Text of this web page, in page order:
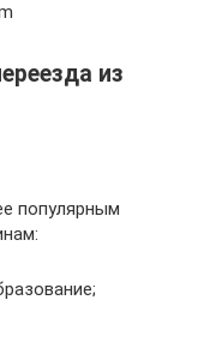
из
популярным